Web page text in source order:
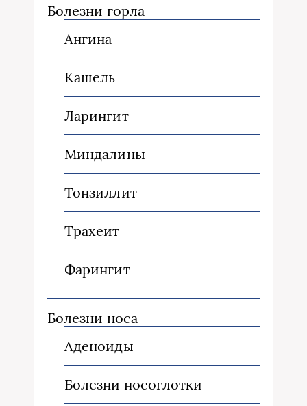
Болезни горла
Ангина
Кашель
Ларингит
Миндалины
Тонзиллит
Трахеит
Фарингит
Болезни носа
Аденоиды
Болезни носоглотки